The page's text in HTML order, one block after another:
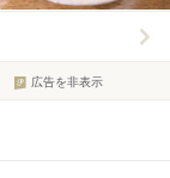
広告を非表示